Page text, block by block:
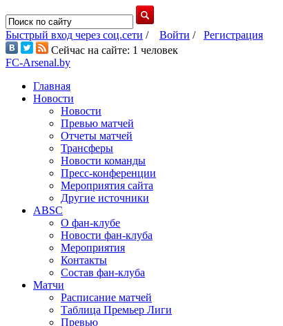
Быстрый вход через соц.сети / Войти / Регистрация
Сейчас на сайте: 1 человек
FC-Arsenal.by
Главная
Новости
Новости
Превью матчей
Отчеты матчей
Трансферы
Новости команды
Пресс-конференции
Мероприятия сайта
Другие источники
ABSC
О фан-клубе
Новости фан-клуба
Мероприятия
Контакты
Состав фан-клуба
Матчи
Расписание матчей
Таблица Премьер Лиги
Превью